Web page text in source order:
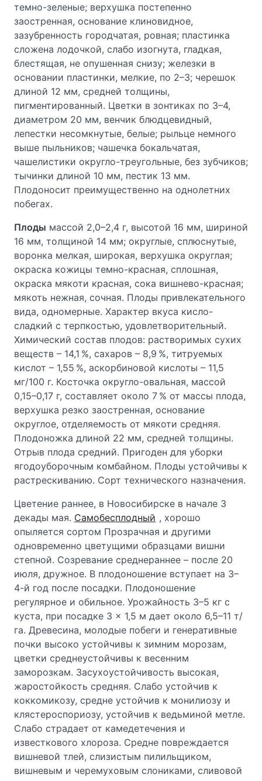
темно-зеленые; верхушка постепенно
заостренная, основание клиновидное,
зазубренность городчатая, ровная; пластинка
сложена лодочкой, слабо изогнута, гладкая,
блестящая, не опушенная снизу; железки в
основании пластинки, мелкие, по 2–3; черешок
длиной 12 мм, средней толщины,
пигментированный. Цветки в зонтиках по 3–4,
диаметром 20 мм, венчик блюдцевидный,
лепестки несомкнутые, белые; рыльце немного
выше пыльников; чашечка бокальчатая,
чашелистики округло-треугольные, без зубчиков;
тычинки длиной 10 мм, пестик 13 мм.
Плодоносит преимущественно на однолетних
побегах.
Плоды массой 2,0–2,4 г, высотой 16 мм, шириной
16 мм, толщиной 14 мм; округлые, сплюснутые,
воронка мелкая, широкая, верхушка округлая;
окраска кожицы темно-красная, сплошная,
окраска мякоти красная, сока вишнево-красная;
мякоть нежная, сочная. Плоды привлекательного
вида, одномерные. Характер вкуса кисло-
сладкий с терпкостью, удовлетворительный.
Химический состав плодов: растворимых сухих
веществ – 14,1 %, сахаров – 8,9 %, титруемых
кислот – 1,55 %, аскорбиновой кислоты – 11,5
мг/100 г. Косточка округло-овальная, массой
0,15–0,17 г, составляет около 7 % от массы плода,
верхушка резко заостренная, основание
округлое, отделяемость от мякоти средняя.
Плодоножка длиной 22 мм, средней толщины.
Отрыв плода средний. Пригоден для уборки
ягодоуборочным комбайном. Плоды устойчивы к
растрескиванию. Сорт технического назначения.
Цветение раннее, в Новосибирске в начале 3
декады мая. Самобесплодный , хорошо
опыляется сортом Прозрачная и другими
одновременно цветущими образцами вишни
степной. Созревание среднераннее – после 20
июля, дружное. В плодоношение вступает на 3–
4-й год после посадки. Плодоношение
регулярное и обильное. Урожайность 3–5 кг с
куста, при посадке 3 × 1,5 м дает около 6,5–11 т/
га. Древесина, молодые побеги и генеративные
почки высоко устойчивы к зимним морозам,
цветки среднеустойчивы к весенним
заморозкам. Засухоустойчивость высокая,
жаростойкость средняя. Слабо устойчив к
коккомикозу, средне устойчив к монилиозу и
клястероспориозу, устойчив к ведьминой метле.
Слабо страдает от камедетечения и
известкового хлороза. Средне повреждается
вишневой тлей, слизистым пилильщиком,
вишневым и черемуховым слониками, сливовой